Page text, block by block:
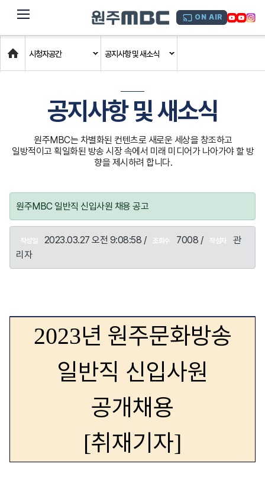
dehaze ON AIR
Home
시청자공간 공지사항 및 새소식
공지사항 및 새소식
원주MBC는 차별화된 컨텐츠로 새로운 세상을 창조하고
일방적이고 획일화된 방송 시장 속에서 미래 미디어가 나아가야 할 방
향을 제시하려 합니다.
원주MBC 일반직 신입사원 채용 공고
작성일 2023.03.27 오전 9:08:58 / 조회수 7008 / 작성자
관
리자
2023년 원주문화방송
일반직 신입사원
공개채용
[취재기자]